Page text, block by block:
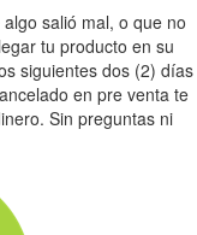
salió mal, o que no
tu producto en su
siguientes dos (2) días
en pre venta te
Sin preguntas ni